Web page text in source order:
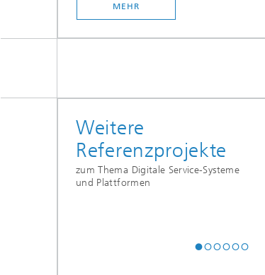
MEHR
Weitere
Referenzprojekte
zum Thema Digitale Service-Systeme
und Plattformen